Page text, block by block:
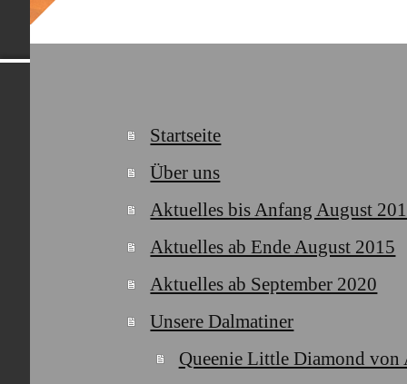
Startseite
Über uns
Aktuelles bis Anfang August
Aktuelles ab Ende August 2015
Aktuelles ab September 2020
Unsere Dalmatiner
Queenie Little Diamond von